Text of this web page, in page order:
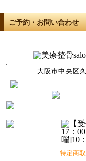
ご予約・お問い合わせ
大阪市中央区
特定商